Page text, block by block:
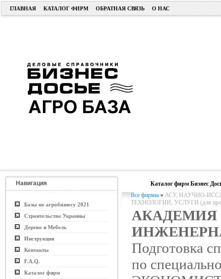
ГЛАВНАЯ КАТАЛОГ ФИРМ ОБРАТНАЯ СВЯЗЬ О НАС
Навигация
Базы по агробизнесу 2021
Строительство Украины
Дерево и Мебель
Инструкция
Контакты
F.A.Q.
Каталог фирм
Каталог фирм Бизнес
Все фирмы » АСУ, НАУЧНО-
ТЕХНОЛОГИИ, УСЛУГИ (для пром.
АКАДЕМИЯ
Подготовка
по